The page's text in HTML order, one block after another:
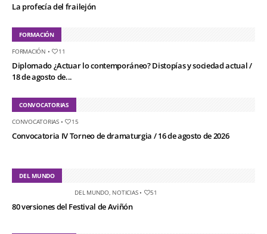
La profecía del frailejón
FORMACIÓN
FORMACIÓN • 11
Diplomado ¿Actuar lo contemporáneo? Distopías y sociedad actual /
18 de agosto de...
CONVOCATORIAS
CONVOCATORIAS• 15
Convocatoria IV Torneo de dramaturgia / 16 de agosto de 2026
DEL MUNDO
DEL MUNDO, NOTICIAS• 51
80 versiones del Festival de Aviñón